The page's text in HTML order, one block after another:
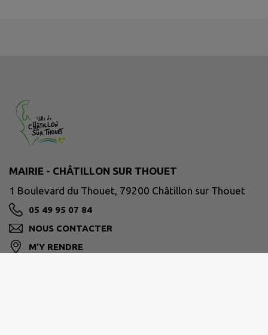
MAIRIE - CHÂTILLON SUR THOUET
1 Boulevard du Thouet, 79200 Châtillon sur Thouet
05 49 95 07 84
NOUS CONTACTER
M'Y RENDRE